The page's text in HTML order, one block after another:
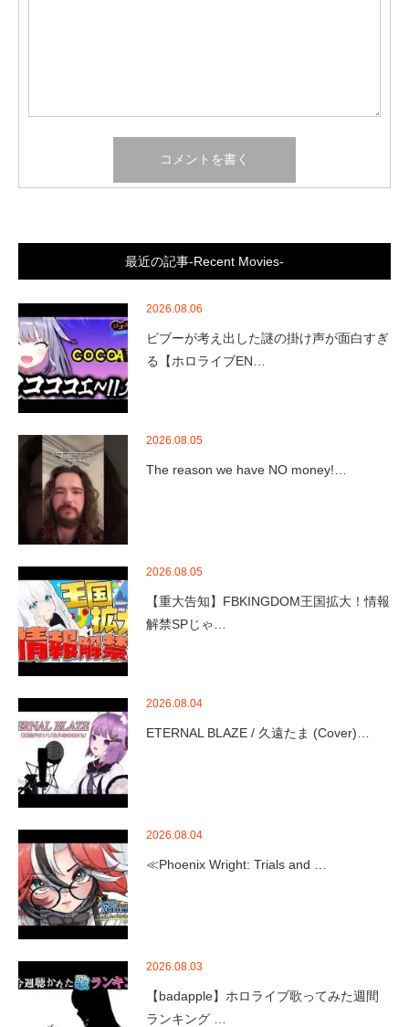
最近の記事-Recent Movies-
2026.08.06
ビブーが考え出した謎の掛け声が面白すぎ
る【ホロライブEN…
2026.08.05
The reason we have NO money!…
2026.08.05
【重大告知】FBKINGDOM王国拡大！情報
解禁SPじゃ…
2026.08.04
ETERNAL BLAZE / 久遠たま (Cover)…
2026.08.04
≪Phoenix Wright: Trials and …
2026.08.03
【badapple】ホロライブ歌ってみた週間
ランキング …